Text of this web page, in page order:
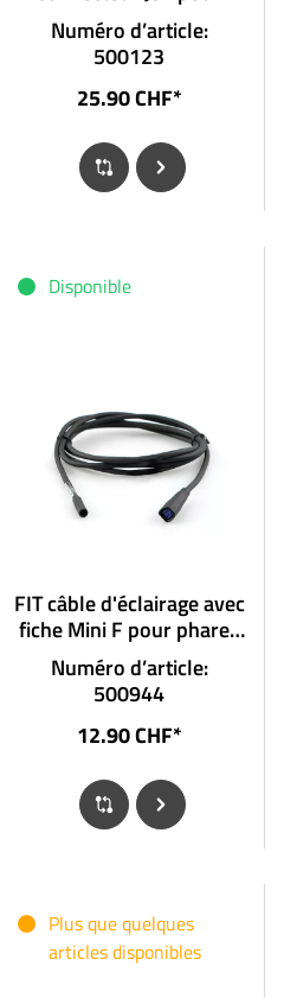
projecteurs sans
connecteur
Numéro d’article:
500123
25.90 CHF*
Disponible
FIT câble d'éclairage avec
fiche Mini F pour phares
avec fiche
Numéro d’article:
500944
12.90 CHF*
Plus que quelques
articles disponibles